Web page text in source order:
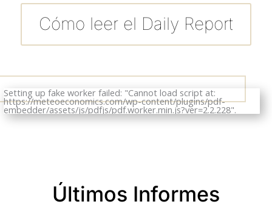
Cómo leer el Daily Report
Setting up fake worker failed: "Cannot load script at:
https://meteoeconomics.com/wp-content/plugins/pdf-
embedder/assets/js/pdfjs/pdf.worker.min.js?ver=2.2.228".
Últimos Informes